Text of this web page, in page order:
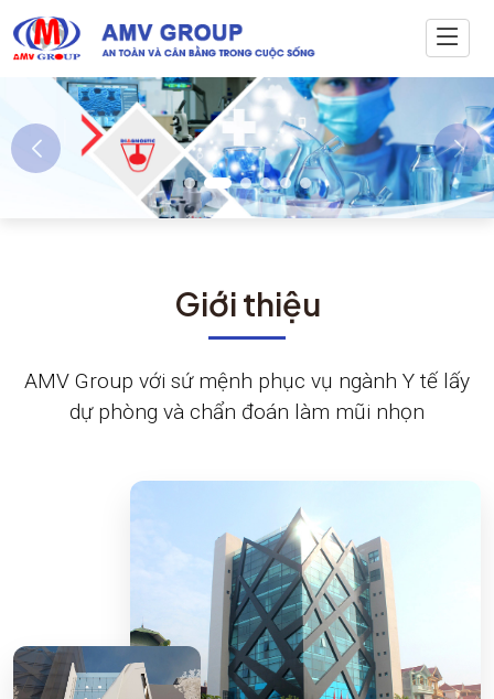
Giới thiệu
AMV Group với sứ mệnh phục vụ ngành Y tế lấy
dự phòng và chẩn đoán làm mũi nhọn